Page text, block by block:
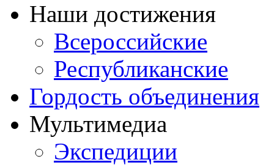
Наши достижения
Всероссийские
Республиканские
Гордость объединения
Мультимедиа
Экспедиции